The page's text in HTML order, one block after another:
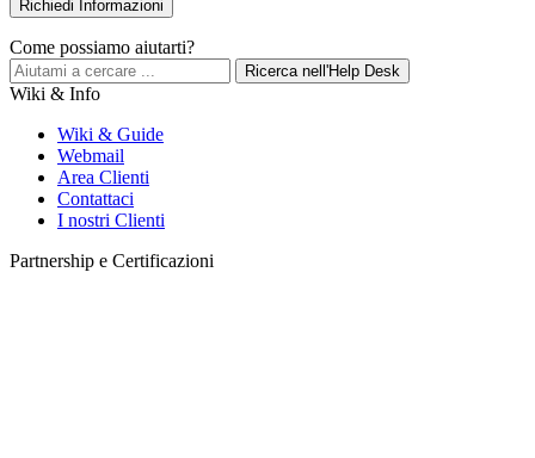
Come possiamo aiutarti?
Ricerca nell'Help Desk
Wiki & Info
Wiki & Guide
Webmail
Area Clienti
Contattaci
I nostri Clienti
Partnership e Certificazioni